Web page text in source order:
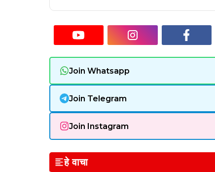
Join Whatsapp
Join Telegram
Join Instagram
हे वाचा